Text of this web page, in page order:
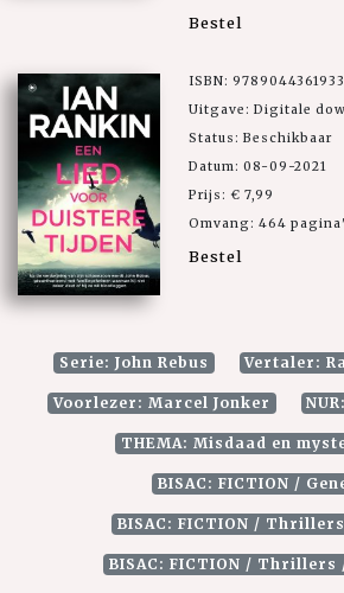
Bestel
ISBN: 9789044361933
Uitgave: Digitale
Status: Beschikbaar
Datum: 08-09-2021
Prijs: € 7,99
Omvang: 464
Bestel
Serie: John Rebus Vertaler:
Voorlezer: Marcel Jonker
THEMA: Misdaad en
BISAC: FICTION /
BISAC: FICTION /
BISAC: FICTION / Thrillers